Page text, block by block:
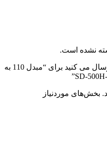
نشده است.
اولین نفری باشید که دیدگاهی را ارسال می کنید برای “مبدل 110 به
بخش‌های موردنیاز